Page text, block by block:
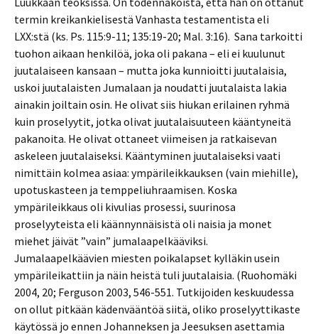
termin kreikankielisestä Vanhasta testamentista eli
LXX:stä (ks. Ps. 115:9-11; 135:19-20; Mal. 3:16). Sana tarkoitti
tuohon aikaan henkilöä, joka oli pakana – eli ei kuulunut
juutalaiseen kansaan – mutta joka kunnioitti juutalaisia,
uskoi juutalaisten Jumalaan ja noudatti juutalaista lakia
ainakin joiltain osin. He olivat siis hiukan erilainen ryhmä
kuin proselyytit, jotka olivat juutalaisuuteen kääntyneitä
pakanoita. He olivat ottaneet viimeisen ja ratkaisevan
askeleen juutalaiseksi. Kääntyminen juutalaiseksi vaati
nimittäin kolmea asiaa: ympärileikkauksen (vain miehille),
upotuskasteen ja temppeliuhraamisen. Koska
ympärileikkaus oli kivulias prosessi, suurinosa
proselyyteista eli käännynnäisistä oli naisia ja monet
miehet jäivät ”vain” jumalaapelkääviksi.
Jumalaapelkäävien miesten poikalapset kylläkin usein
ympärileikattiin ja näin heistä tuli juutalaisia. (Ruohomäki
2004, 20; Ferguson 2003, 546-551. Tutkijoiden keskuudessa
on ollut pitkään kädenvääntöä siitä, oliko proselyyttikaste
käytössä jo ennen Johanneksen ja Jeesuksen asettamia